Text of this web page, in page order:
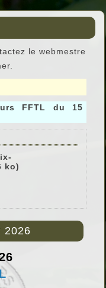
2026
le webmestre
FFTL du 15
ko)